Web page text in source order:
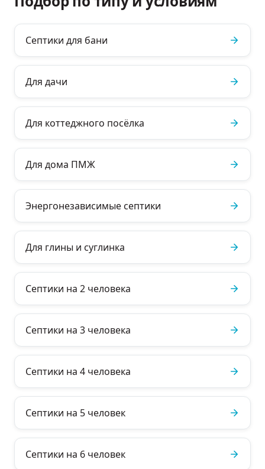
Септики для бани
Для дачи
Для коттеджного посёлка
Для дома ПМЖ
Энергонезависимые септики
Для глины и суглинка
Септики на 2 человека
Септики на 3 человека
Септики на 4 человека
Септики на 5 человек
Септики на 6 человек